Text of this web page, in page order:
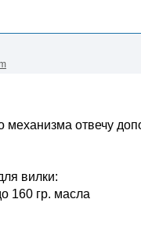
механизма отвечу
вилки:
160 гр. масла